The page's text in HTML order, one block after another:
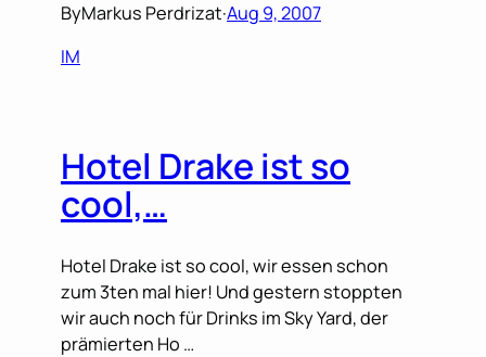
ByMarkus Perdrizat·Aug 9, 2007
IM
Hotel Drake ist so
cool,…
Hotel Drake ist so cool, wir essen schon
zum 3ten mal hier! Und gestern stoppten
wir auch noch für Drinks im Sky Yard, der
prämierten Ho …